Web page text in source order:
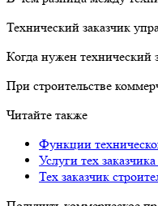
Технический заказчик
Когда нужен технический
При строительстве
Читайте также
Функции
Услуги тех
Тех заказчик